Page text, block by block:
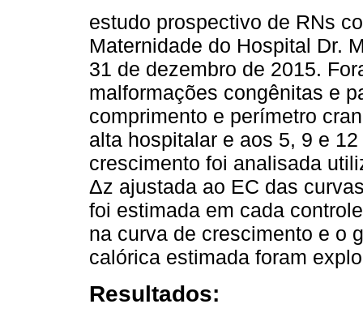
estudo prospectivo de RNs
Maternidade do Hospital Dr.
31 de dezembro de 2015.
malformações congênitas e
comprimento e perímetro
alta hospitalar e aos 5, 9 e
crescimento foi analisada
Δz ajustada ao EC das
foi estimada em cada
na curva de crescimento e o
calórica estimada foram
Resultados: